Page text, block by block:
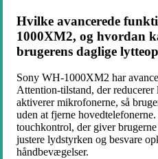
Hvilke avancerede
1000XM2, og hvordan
brugerens daglige
Sony WH-1000XM2 har
Attention-tilstand, der
aktiverer mikrofonerne, så
uden at fjerne
touchkontrol, der giver
justere lydstyrken og besvare
håndbevægelser.